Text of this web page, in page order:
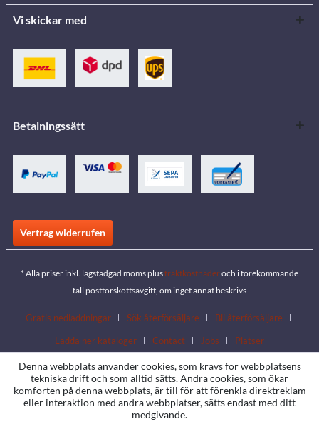
Vi skickar med
Betalningssätt
Vertrag widerrufen
* Alla priser inkl. lagstadgad moms plusfraktkostnaderoch i förekommande
fall postförskottsavgift, om inget annat beskrivs
Gratis nedladdningar Sök återförsäljare
Bli återförsäljare
Ladda ner kataloger
Contact Jobs Platser
Denna webbplats använder cookies, som krävs för webbplatsens
tekniska drift och som alltid sätts. Andra cookies, som ökar
komforten på denna webbplats, är till för att förenkla direktreklam
eller interaktion med andra webbplatser, sätts endast med ditt
medgivande.